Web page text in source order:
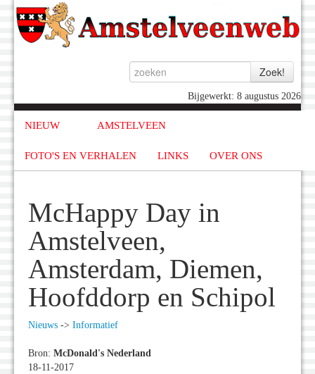
Bijgewerkt: 8 augustus 2026
NIEUW AMSTELVEEN
FOTO'S EN VERHALEN LINKS OVER ONS
McHappy Day in
Amstelveen,
Amsterdam, Diemen,
Hoofddorp en Schipol
Nieuws -> Informatief
Bron: McDonald's Nederland
18-11-2017